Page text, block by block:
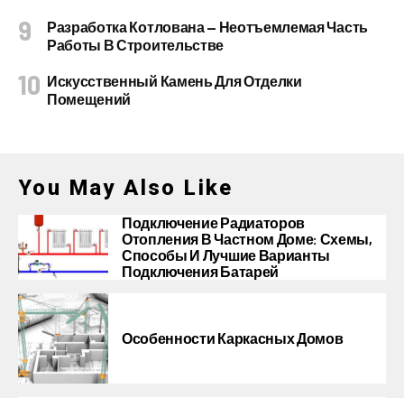
Разработка Котлована — Неотъемлемая Часть
Работы В Строительстве
Искусственный Камень Для Отделки
Помещений
You May Also Like
Подключение Радиаторов
Отопления В Частном Доме: Схемы,
Способы И Лучшие Варианты
Подключения Батарей
Особенности Каркасных Домов